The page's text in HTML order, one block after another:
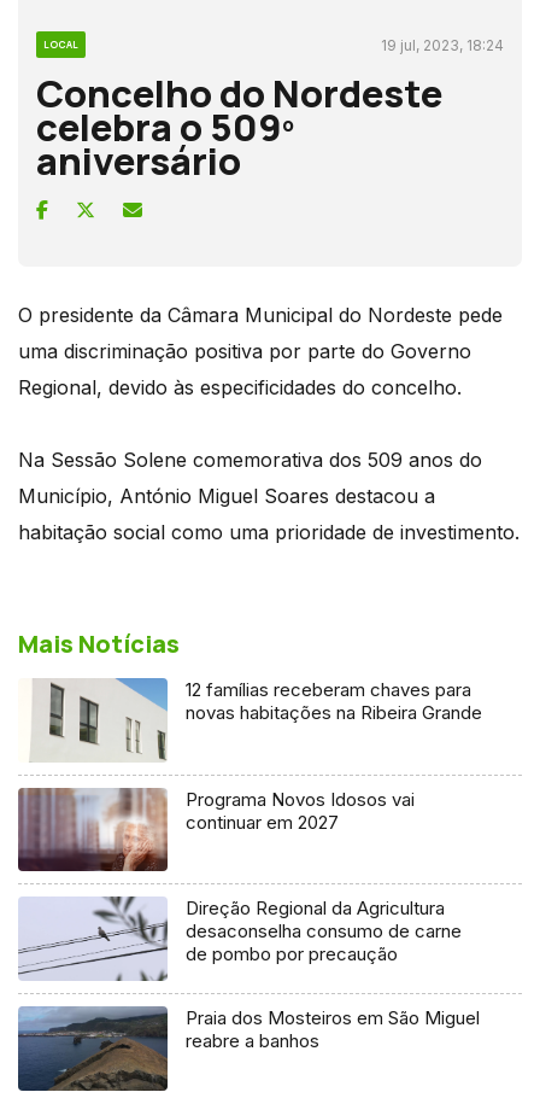
LOCAL 19 jul, 2023, 18:24
Concelho do Nordeste
celebra o 509º
aniversário
O presidente da Câmara Municipal do Nordeste pede
uma discriminação positiva por parte do Governo
Regional, devido às especificidades do concelho.
Na Sessão Solene comemorativa dos 509 anos do
Município, António Miguel Soares destacou a
habitação social como uma prioridade de investimento.
Mais Notícias
12 famílias receberam chaves para
novas habitações na Ribeira Grande
Programa Novos Idosos vai
continuar em 2027
Direção Regional da Agricultura
desaconselha consumo de carne
de pombo por precaução
Praia dos Mosteiros em São Miguel
reabre a banhos